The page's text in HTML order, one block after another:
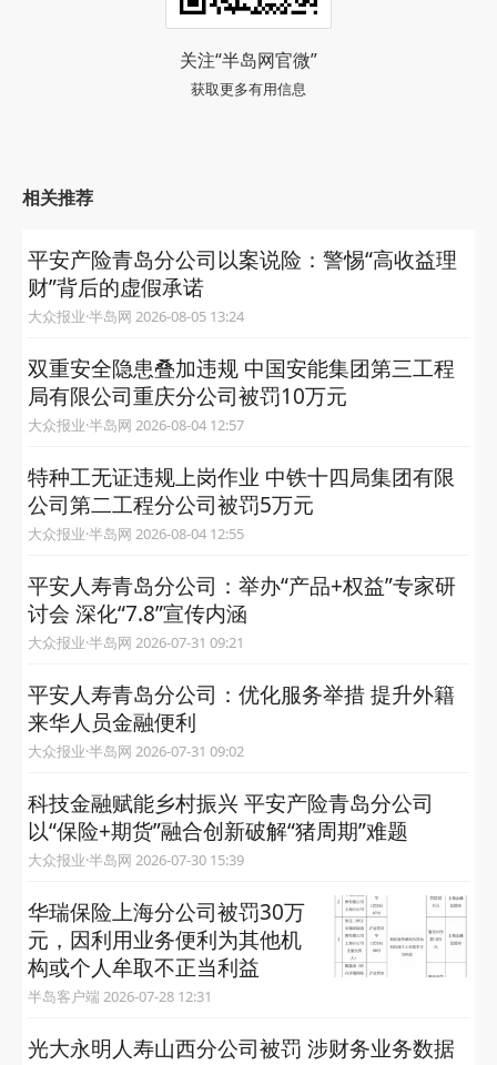
关注“半岛网官微”
获取更多有用信息
相关推荐
平安产险青岛分公司以案说险：警惕“高收益理
财”背后的虚假承诺
大众报业·半岛网 2026-08-05 13:24
双重安全隐患叠加违规 中国安能集团第三工程
局有限公司重庆分公司被罚10万元
大众报业·半岛网 2026-08-04 12:57
特种工无证违规上岗作业 中铁十四局集团有限
公司第二工程分公司被罚5万元
大众报业·半岛网 2026-08-04 12:55
平安人寿青岛分公司：举办“产品+权益”专家研
讨会 深化“7.8”宣传内涵
大众报业·半岛网 2026-07-31 09:21
平安人寿青岛分公司：优化服务举措 提升外籍
来华人员金融便利
大众报业·半岛网 2026-07-31 09:02
科技金融赋能乡村振兴 平安产险青岛分公司
以“保险+期货”融合创新破解“猪周期”难题
大众报业·半岛网 2026-07-30 15:39
华瑞保险上海分公司被罚30万
元，因利用业务便利为其他机
构或个人牟取不正当利益
半岛客户端 2026-07-28 12:31
光大永明人寿山西分公司被罚 涉财务业务数据